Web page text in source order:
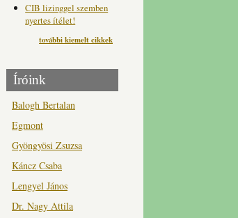
CIB lizinggel szemben
nyertes ítélet!
további kiemelt cikkek
Íróink
Balogh Bertalan
Egmont
Gyöngyösi Zsuzsa
Káncz Csaba
Lengyel János
Dr. Nagy Attila